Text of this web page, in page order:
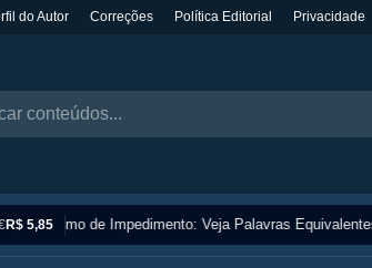
do Autor Correções Política Editorial Privacidade
R$ 5,85
Sinônimo de Impedimento: Veja Palavras Equivalentes